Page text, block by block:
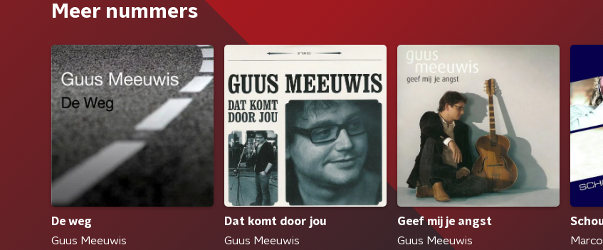
Meer nummers
De weg
Guus Meeuwis
Dat komt door jou
Guus Meeuwis
Geef mij je angst
Guus Meeuwis